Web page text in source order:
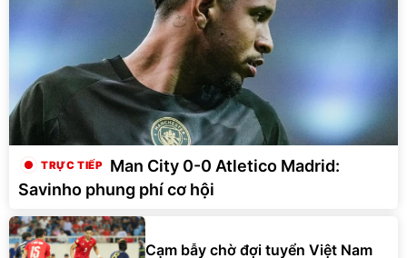
Man City 0-0 Atletico Madrid:
Savinho phung phí cơ hội
Cạm bẫy chờ đợi tuyển Việt Nam